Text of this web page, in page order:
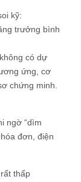
kỹ:
trưởng bình
có dự
ứng, cơ
chứng minh.
ngờ “dìm
đơn, điện
thấp